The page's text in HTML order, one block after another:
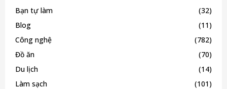
Bạn tự làm
(32)
Blog
(11)
Công nghệ
(782)
Đồ ăn
(70)
Du lịch
(14)
Làm sạch
(101)